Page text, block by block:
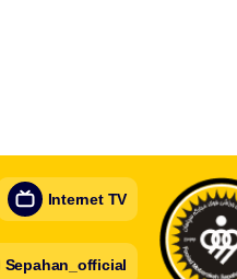
Internet TV
Sepahan_official